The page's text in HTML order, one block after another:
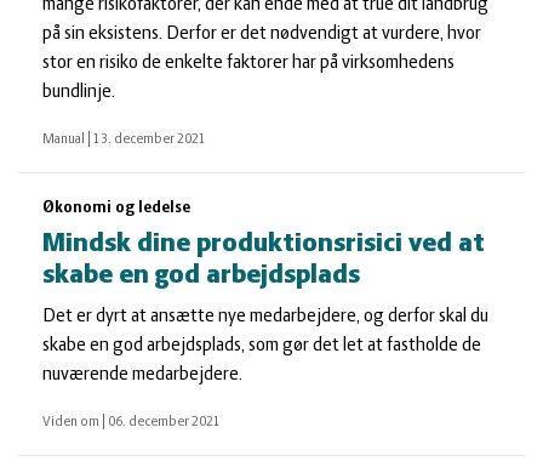
mange risikofaktorer, der kan ende med at true dit landbrug
på sin eksistens. Derfor er det nødvendigt at vurdere, hvor
stor en risiko de enkelte faktorer har på virksomhedens
bundlinje.
Manual 13. december 2021
Økonomi og ledelse
Mindsk dine produktionsrisici ved at
skabe en god arbejdsplads
Det er dyrt at ansætte nye medarbejdere, og derfor skal du
skabe en god arbejdsplads, som gør det let at fastholde de
nuværende medarbejdere.
Viden om 06. december 2021